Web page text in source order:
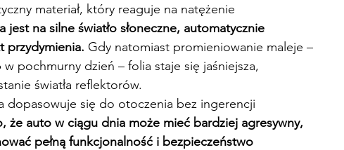
materiał, który reaguje na natężenie
jest na silne światło słoneczne, automatycznie
przydymienia. Gdy natomiast promieniowanie maleje –
pochmurny dzień – folia staje się jaśniejsza,
światła reflektorów.
dopasowuje się do otoczenia bez ingerencji
że auto w ciągu dnia może mieć bardziej agresywny,
pełną funkcjonalność i bezpieczeństwo